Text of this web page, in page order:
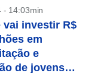
- 14:03min
vai investir R$
em
e
de jovens